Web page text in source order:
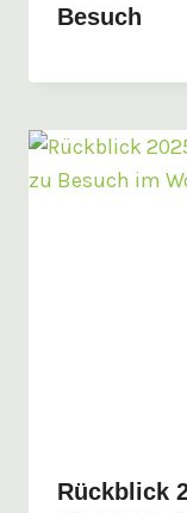
Besuch
Rückblick